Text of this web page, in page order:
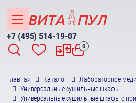
+7 (495) 514-19-07
0
Главная Каталог
Лабораторное
Универсальные сушильные шкафы
Универсальные сушильные шкафы с